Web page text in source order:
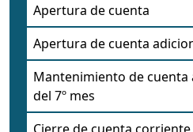
Apertura de cuenta
Apertura de cuenta
Mantenimiento de cuenta
del 7º mes